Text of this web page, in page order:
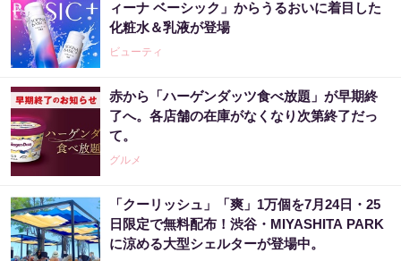
ィーナ ベーシック」からうるおいに着目した
化粧水＆乳液が登場
ビューティ
赤から「ハーゲンダッツ食べ放題」が早期終
了へ。各店舗の在庫がなくなり次第終了だっ
て。
グルメ
「クーリッシュ」「爽」1万個を7月24日・25
日限定で無料配布！渋谷・MIYASHITA PARK
に涼める大型シェルターが登場中。